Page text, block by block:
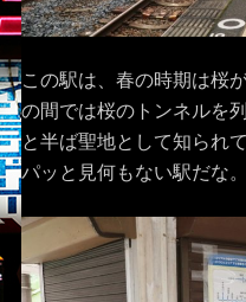
この駅は、春の時期は桜
の間では桜のトンネルを
と半ば聖地として知られ
パッと見何もない駅だな。